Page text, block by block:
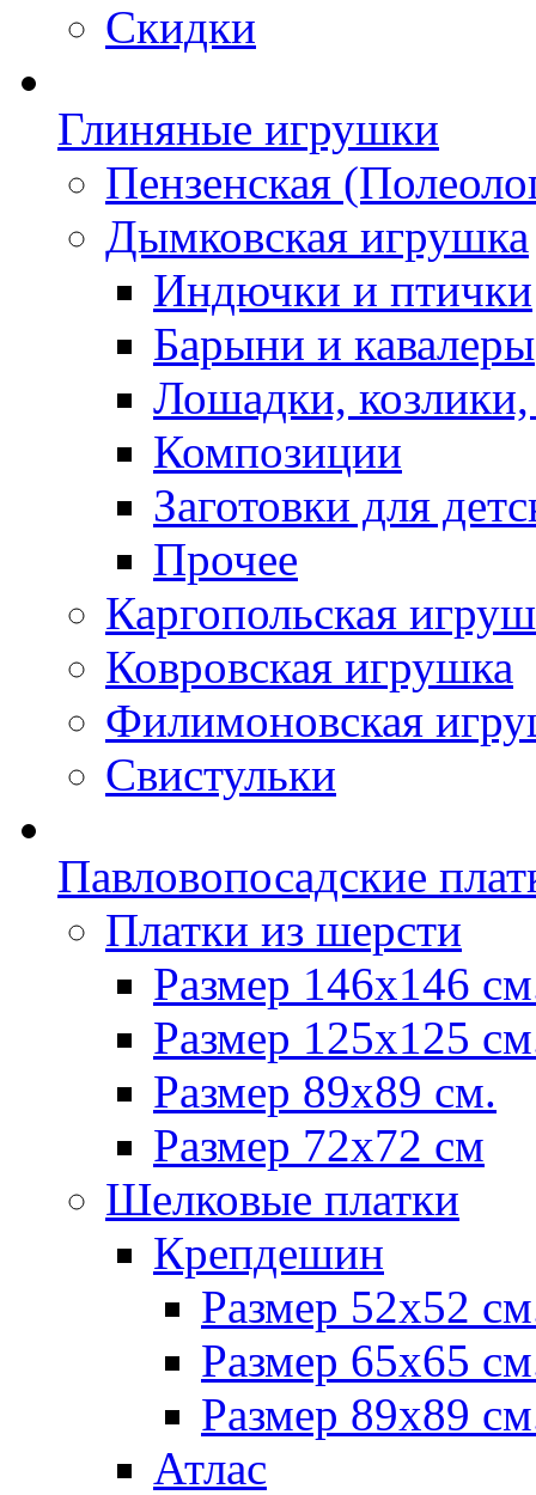
Скидки
Глиняные игрушки
Пензенская
Дымковская игрушка
Индючки и птички
Барыни и кавалеры
Лошадки,
Композиции
Заготовки для
Прочее
Каргопольская
Ковровская игрушка
Филимоновская
Свистульки
Павловопосадские
Платки из шерсти
Размер 146х146
Размер 125х125
Размер 89х89 см.
Размер 72x72 см
Шелковые платки
Крепдешин
Размер 52х52
Размер 65х65
Размер 89х89
Атлас